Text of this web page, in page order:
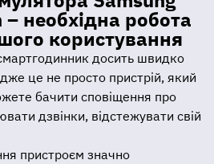
необхідна робота
користування
досить швидко
це не просто пристрій, який
бачити сповіщення про
дзвінки, відстежувати свій
пристроєм значно